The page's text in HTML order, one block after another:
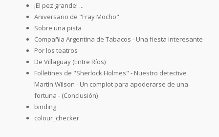
¡El pez grande! ...
Aniversario de "Fray Mocho"
Sobre una pista
Compañía Argentina de Tabacos - Una fiesta interesante
Por los teatros
De Villaguay (Entre Ríos)
Folletines de "Sherlock Holmes" - Nuestro detective
Martín Wilson - Un complot para apoderarse de una
fortuna - (Conclusión)
binding
colour_checker